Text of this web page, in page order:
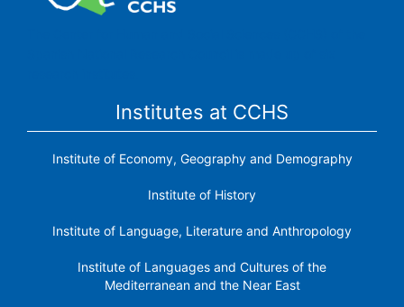
Institutes at CCHS
Institute of Economy, Geography and Demography
Institute of History
Institute of Language, Literature and Anthropology
Institute of Languages ​​and Cultures of the
Mediterranean and the Near East